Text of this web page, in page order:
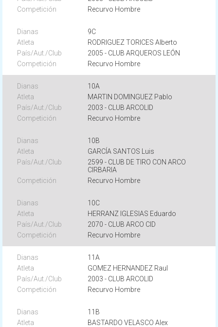
Recurvo Hombre
9C
RODRIGUEZ TORICES Alberto
2005 - CLUB ARQUEROS LEÓN
Recurvo Hombre
10A
MARTIN DOMINGUEZ Pablo
2003 - CLUB ARCOLID
Recurvo Hombre
10B
GARCÍA SANTOS Luis
2599 - CLUB DE TIRO CON ARCO
CIRBARIA
Recurvo Hombre
10C
HERRANZ IGLESIAS Eduardo
2070 - CLUB ARCO CID
Recurvo Hombre
11A
GOMEZ HERNANDEZ Raul
2003 - CLUB ARCOLID
Recurvo Hombre
11B
BASTARDO VELASCO Alex